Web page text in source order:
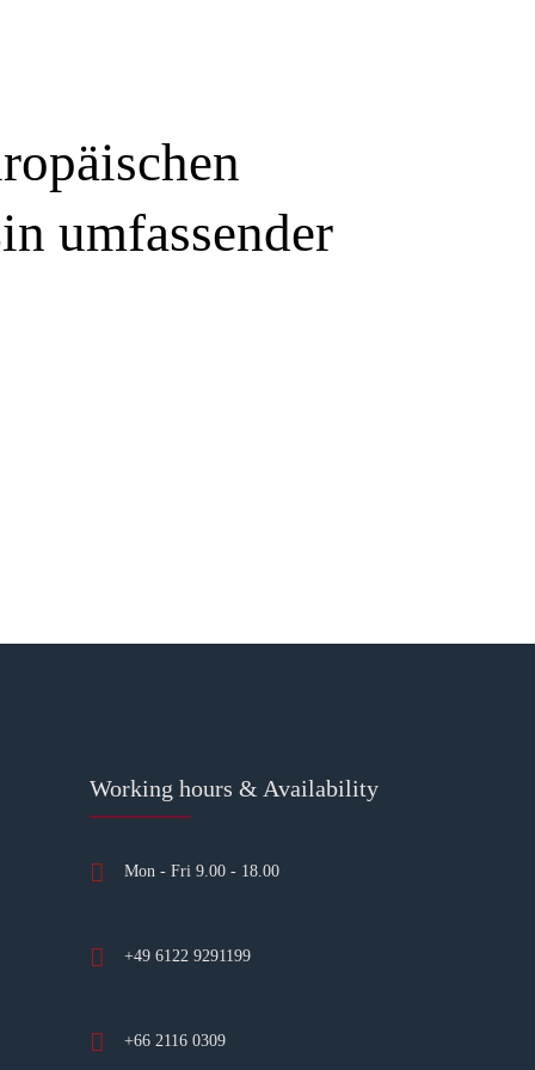
umfassender
Working hours & Availability
Mon - Fri 9.00 - 18.00
+49 6122 9291199
+66 2116 0309